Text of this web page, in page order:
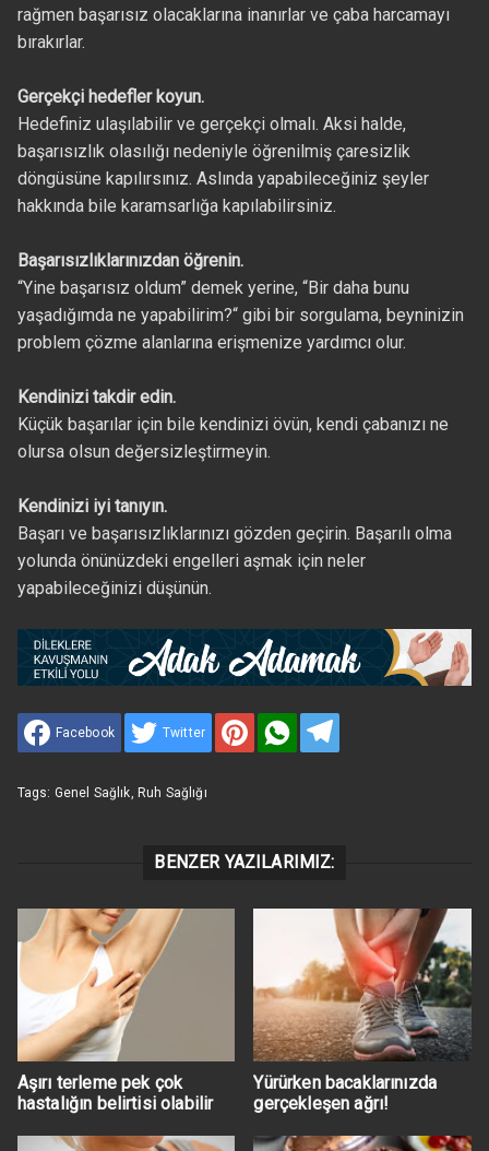
rağmen başarısız olacaklarına inanırlar ve çaba harcamayı
bırakırlar.
Gerçekçi hedefler koyun.
Hedefiniz ulaşılabilir ve gerçekçi olmalı. Aksi halde,
başarısızlık olasılığı nedeniyle öğrenilmiş çaresizlik
döngüsüne kapılırsınız. Aslında yapabileceğiniz şeyler
hakkında bile karamsarlığa kapılabilirsiniz.
Başarısızlıklarınızdan öğrenin.
“Yine başarısız oldum” demek yerine, “Bir daha bunu
yaşadığımda ne yapabilirim?“ gibi bir sorgulama, beyninizin
problem çözme alanlarına erişmenize yardımcı olur.
Kendinizi takdir edin.
Küçük başarılar için bile kendinizi övün, kendi çabanızı ne
olursa olsun değersizleştirmeyin.
Kendinizi iyi tanıyın.
Başarı ve başarısızlıklarınızı gözden geçirin. Başarılı olma
yolunda önünüzdeki engelleri aşmak için neler
yapabileceğinizi düşünün.
Facebook Twitter
Tags: Genel Sağlık Ruh Sağlığı
BENZER YAZILARIMIZ:
Aşırı terleme pek çok
hastalığın belirtisi olabilir
Yürürken bacaklarınızda
gerçekleşen ağrı!